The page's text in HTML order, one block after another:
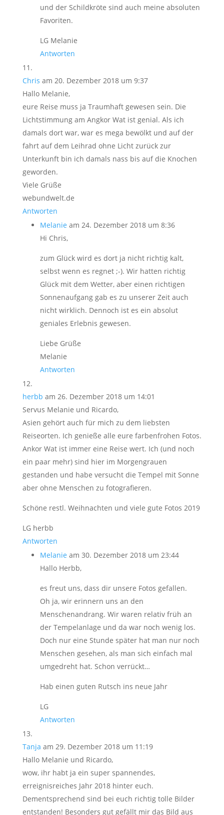
und der Schildkröte sind auch meine absoluten
Favoriten.
LG Melanie
Antworten
Chris am 20. Dezember 2018 um 9:37
Hallo Melanie,
eure Reise muss ja Traumhaft gewesen sein. Die
Lichtstimmung am Angkor Wat ist genial. Als ich
damals dort war, war es mega bewölkt und auf der
fahrt auf dem Leihrad ohne Licht zurück zur
Unterkunft bin ich damals nass bis auf die Knochen
geworden.
Viele Grüße
webundwelt.de
Antworten
Melanie am 24. Dezember 2018 um 8:36
Hi Chris,
zum Glück wird es dort ja nicht richtig kalt,
selbst wenn es regnet ;-). Wir hatten richtig
Glück mit dem Wetter, aber einen richtigen
Sonnenaufgang gab es zu unserer Zeit auch
nicht wirklich. Dennoch ist es ein absolut
geniales Erlebnis gewesen.
Liebe Grüße
Melanie
Antworten
herbb am 26. Dezember 2018 um 14:01
Servus Melanie und Ricardo,
Asien gehört auch für mich zu dem liebsten
Reiseorten. Ich genieße alle eure farbenfrohen Fotos.
Ankor Wat ist immer eine Reise wert. Ich (und noch
ein paar mehr) sind hier im Morgengrauen
gestanden und habe versucht die Tempel mit Sonne
aber ohne Menschen zu fotografieren.
Schöne restl. Weihnachten und viele gute Fotos 2019
LG herbb
Antworten
Melanie am 30. Dezember 2018 um 23:44
Hallo Herbb,
es freut uns, dass dir unsere Fotos gefallen.
Oh ja, wir erinnern uns an den
Menschenandrang. Wir waren relativ früh an
der Tempelanlage und da war noch wenig los.
Doch nur eine Stunde später hat man nur noch
Menschen gesehen, als man sich einfach mal
umgedreht hat. Schon verrückt…
Hab einen guten Rutsch ins neue Jahr
LG
Antworten
Tanja am 29. Dezember 2018 um 11:19
Hallo Melanie und Ricardo,
wow, ihr habt ja ein super spannendes,
erreignisreiches Jahr 2018 hinter euch.
Dementsprechend sind bei euch richtig tolle Bilder
entstanden! Besonders gut gefällt mir das Bild aus